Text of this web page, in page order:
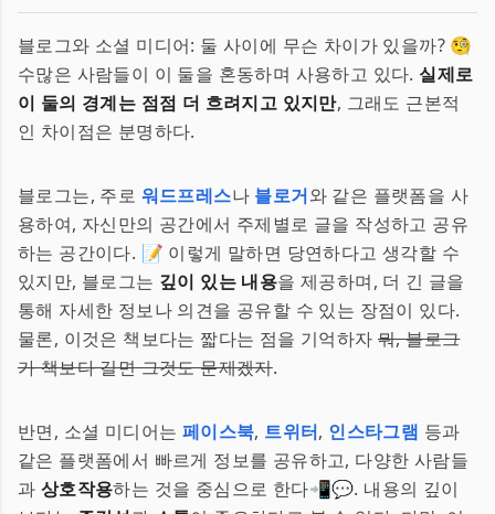
블로그와 소셜 미디어: 둘 사이에 무슨 차이가 있을까? 🧐
수많은 사람들이 이 둘을 혼동하며 사용하고 있다. 실제로
이 둘의 경계는 점점 더 흐려지고 있지만, 그래도 근본적
인 차이점은 분명하다.
블로그는, 주로 워드프레스나 블로거와 같은 플랫폼을 사
용하여, 자신만의 공간에서 주제별로 글을 작성하고 공유
하는 공간이다. 📝 이렇게 말하면 당연하다고 생각할 수
있지만, 블로그는 깊이 있는 내용을 제공하며, 더 긴 글을
통해 자세한 정보나 의견을 공유할 수 있는 장점이 있다.
물론, 이것은 책보다는 짧다는 점을 기억하자 뭐, 블로그
가 책보다 길면 그것도 문제겠지.
반면, 소셜 미디어는 페이스북, 트위터, 인스타그램 등과
같은 플랫폼에서 빠르게 정보를 공유하고, 다양한 사람들
과 상호작용하는 것을 중심으로 한다📲💬. 내용의 깊이